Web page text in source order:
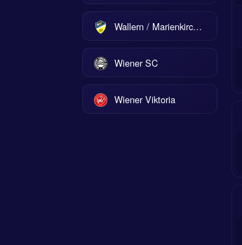
Wallern / Marienkirchen
Wiener SC
Wiener Viktoria